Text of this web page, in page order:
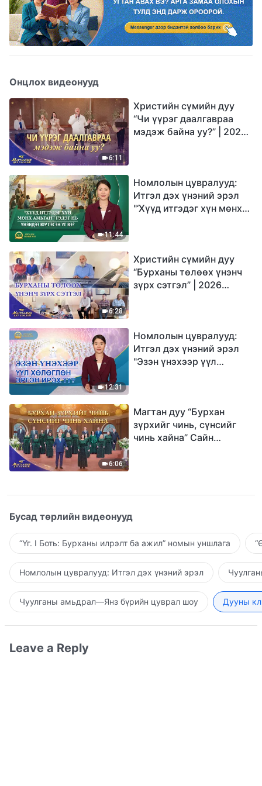
Онцлох видеонууд
6:11
Христийн сүмийн дуу
“Чи үүрэг даалгавраа
мэдэж байна уу?” | 2026
11:44
Номлолын цувралууд:
Итгэл дэх үнэний эрэл
"‘Хүүд итгэдэг хүн мөнх
6:28
Христийн сүмийн дуу
“Бурханы төлөөх үнэнч
зүрх сэтгэл” | 2026
12:31
Номлолын цувралууд:
Итгэл дэх үнэний эрэл
"Эзэн үнэхээр үүл
6:06
Магтан дуу “Бурхан
зүрхийг чинь, сүнсийг
чинь хайна” Сайн
Бусад төрлийн видеонууд
“Үг. I Боть: Бурханы илрэлт ба ажил” номын уншлага
Номлолын цувралууд: Итгэл дэх үнэний эрэл
Чуулганы амьдрал—Янз бүрийн цуврал шоу Дууны
Leave a Reply